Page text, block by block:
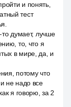
и понять,
тест
думает, лучше
то, что я
в мире, да, и
потому что
не надо все
я говорю, за 2